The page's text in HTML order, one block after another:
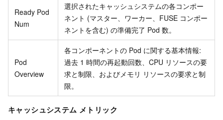
Ready Pod
Num
選択されたキャッシュシステムの各コンポー
ネント (マスター、ワーカー、FUSE コンポー
ネントを含む) の準備完了 Pod 数。
Pod
Overview
各コンポーネントの Pod に関する基本情報:
過去 1 時間の再起動回数、CPU リソースの要
求と制限、およびメモリ リソースの要求と制
限。
キャッシュシステム メトリック